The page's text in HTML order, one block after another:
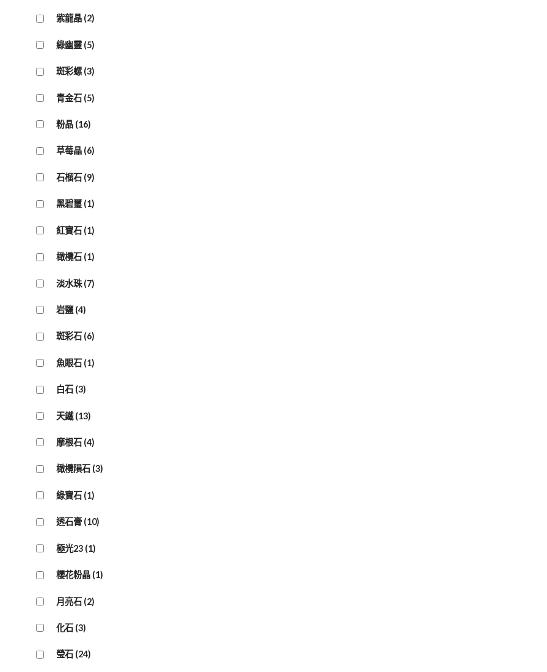
紫龍晶 (2)
綠幽靈 (5)
斑彩螺 (3)
青金石 (5)
粉晶 (16)
草莓晶 (6)
石榴石 (9)
黑碧璽 (1)
紅寶石 (1)
橄欖石 (1)
淡水珠 (7)
岩鹽 (4)
斑彩石 (6)
魚眼石 (1)
白石 (3)
天鐵 (13)
摩根石 (4)
橄欖隕石 (3)
綠寶石 (1)
透石膏 (10)
極光23 (1)
櫻花粉晶 (1)
月亮石 (2)
化石 (3)
瑩石 (24)